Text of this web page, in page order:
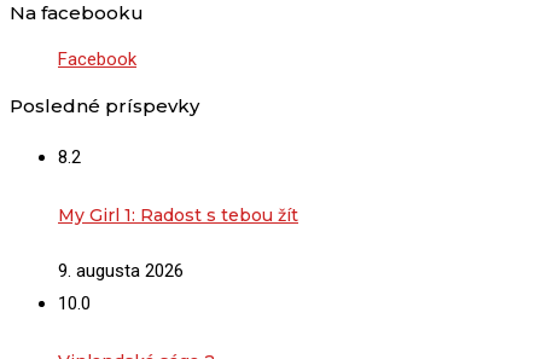
Na facebooku
Facebook
Posledné príspevky
8.2
My Girl 1: Radost s tebou žít
9. augusta 2026
10.0